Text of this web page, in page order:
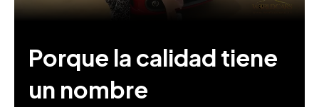
Porque la calidad tiene
un nombre